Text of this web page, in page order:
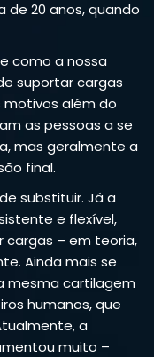
20 anos, quando
como a nossa
suportar cargas
além do
as pessoas a se
mas geralmente a
final.
substituir. Já a
e flexível,
cargas – em teoria,
Ainda mais se
mesma cartilagem
humanos, que
a
muito –